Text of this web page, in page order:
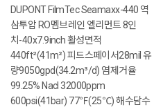
DUPONT FilmTec Seamaxx-440 역
삼투압 RO멤브레인 엘리먼트 8인
치-40x7.9inch 활성면적
440ft²(41m²) 피드스페이서28mil 유
량9050gpd(34.2m³/d) 염제거율
99.25% Nacl 32000ppm
600psi(41bar) 77℉(25℃) 해수담수